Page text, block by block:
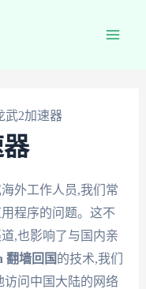
武2加速器
外工作人员,我们常
程序的问题。这不
,也影响了与国内亲
翻墙回国 的技术,我们
访问中国大陆的网络